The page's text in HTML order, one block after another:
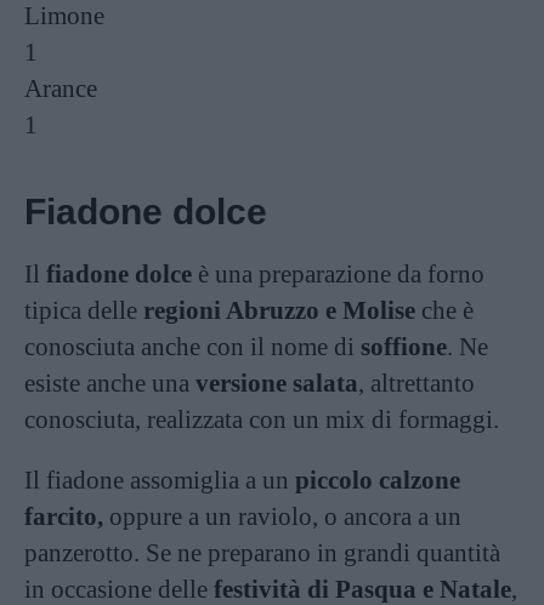
Limone
1
Arance
1
Fiadone dolce
Il fiadone dolce è una preparazione da forno
tipica delle regioni Abruzzo e Molise che è
conosciuta anche con il nome di soffione. Ne
esiste anche una versione salata, altrettanto
conosciuta, realizzata con un mix di formaggi.
Il fiadone assomiglia a un piccolo calzone
farcito, oppure a un raviolo, o ancora a un
panzerotto. Se ne preparano in grandi quantità
in occasione delle festività di Pasqua e Natale,